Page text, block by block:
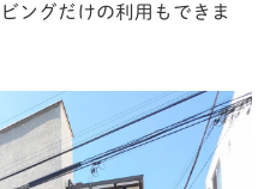
ングだけの利用もできま